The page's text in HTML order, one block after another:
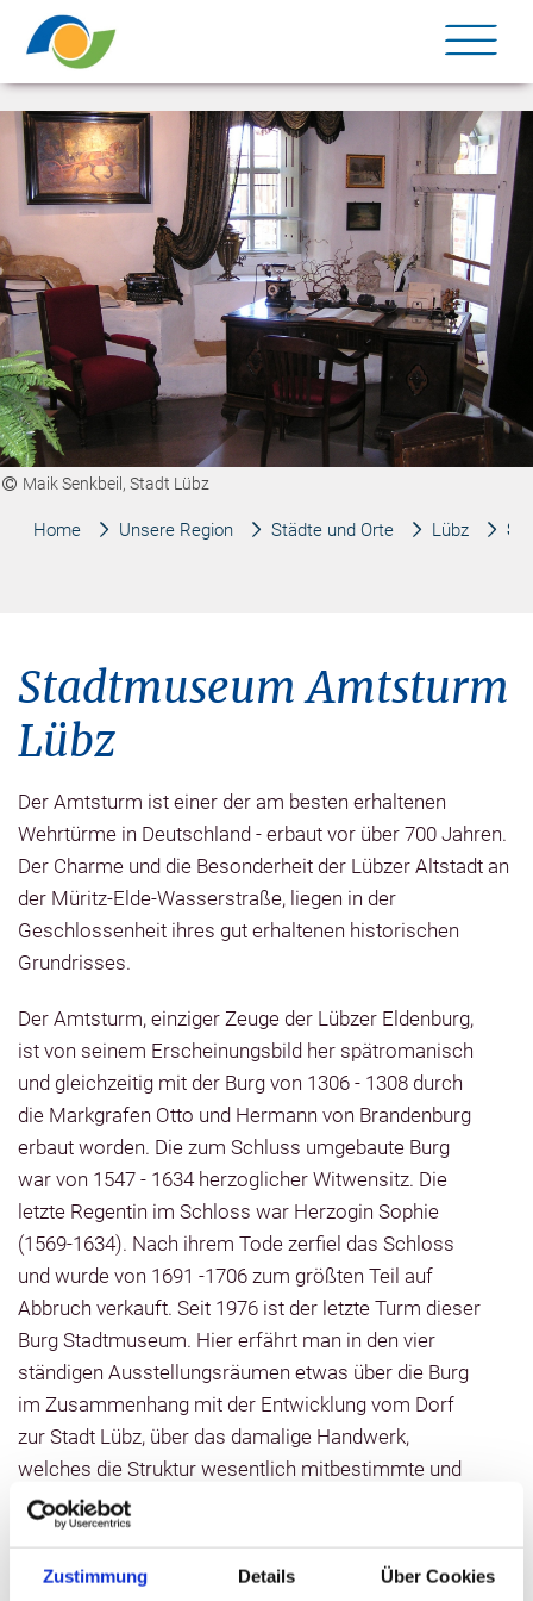
Zustimmung Details Über Cookies
Maik Senkbeil, Stadt Lübz
Home Unsere Region Städte und Orte Lübz
Stadtmuseum Amtsturm
Lübz
Der Amtsturm ist einer der am besten erhaltenen
Wehrtürme in Deutschland - erbaut vor über 700 Jahren.
Der Charme und die Besonderheit der Lübzer Altstadt an
der Müritz-Elde-Wasserstraße, liegen in der
Geschlossenheit ihres gut erhaltenen historischen
Grundrisses.
Der Amtsturm, einziger Zeuge der Lübzer Eldenburg,
ist von seinem Erscheinungsbild her spätromanisch
und gleichzeitig mit der Burg von 1306 - 1308 durch
die Markgrafen Otto und Hermann von Brandenburg
erbaut worden. Die zum Schluss umgebaute Burg
war von 1547 - 1634 herzoglicher Witwensitz. Die
letzte Regentin im Schloss war Herzogin Sophie
(1569-1634). Nach ihrem Tode zerfiel das Schloss
und wurde von 1691 -1706 zum größten Teil auf
Abbruch verkauft. Seit 1976 ist der letzte Turm dieser
Burg Stadtmuseum. Hier erfährt man in den vier
ständigen Ausstellungsräumen etwas über die Burg
im Zusammenhang mit der Entwicklung vom Dorf
zur Stadt Lübz, über das damalige Handwerk,
welches die Struktur wesentlich mitbestimmte und
über das Leben der Lübzer um 1900. Im oberen
Raum mit einem seltenen Zellengewölbe und der
Turmuhr von 1856 findet man Informationen über